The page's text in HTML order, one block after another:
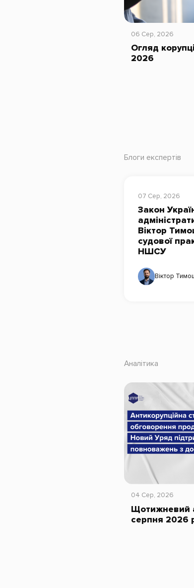
06 Сер, 2026
Огляд
2026
Блоги експертів
07 Сер, 2026
Закон
Віктор
судової
НШСУ
Віктор
Аналітика
04 Сер, 2026
Щотижневий
серпня 2026